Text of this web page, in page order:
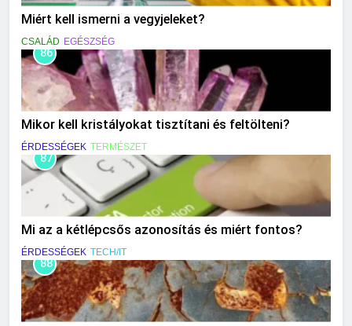
Miért kell ismerni a vegyjeleket?
CSALÁD EGÉSZSÉG
86
Mikor kell kristályokat tisztítani és feltölteni?
ÉRDESSÉGEK TERMÉSZET
87
Mi az a kétlépcsős azonosítás és miért fontos?
ÉRDESSÉGEK TECH/IT
88